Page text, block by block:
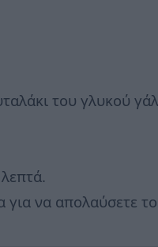
του γλυκού
για να απολαύσετε